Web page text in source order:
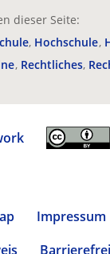
dieser Seite:
Hochschule
Rechtliches
Impressum